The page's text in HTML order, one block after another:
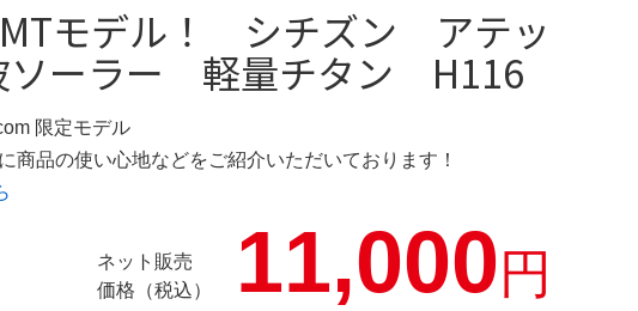
モデル！ シチズン アテッ
ーラー 軽量チタン H116
限定モデル
商品の使い心地などをご紹介いただいております！
ネット販売
価格（税込）
11,000円